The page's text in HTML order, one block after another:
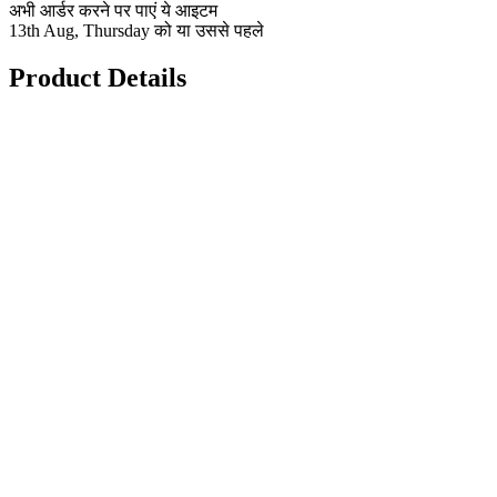
अभी आर्डर करने पर पाएं ये आइटम
13th Aug, Thursday को या उससे पहले
Product Details